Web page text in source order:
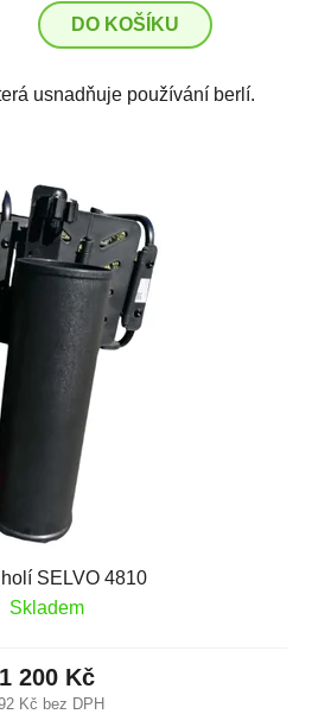
DO KOŠÍKU
usnadňuje používání berlí.
SELVO 4810
Skladem
Kč bez DPH
1 200 Kč